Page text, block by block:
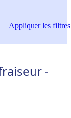
Appliquerles filtres
-